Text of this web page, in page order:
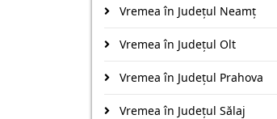
Vremea în Județul Neamţ
Vremea în Județul Olt
Vremea în Județul Prahova
Vremea în Județul Sălaj